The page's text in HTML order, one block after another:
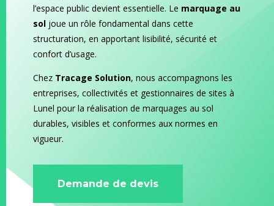
l’espace public devient essentielle. Le marquage au
soljoue un rôle fondamental dans cette
structuration, en apportant lisibilité, sécurité et
confort d’usage.
Chez Tracage Solution, nous accompagnons les
entreprises, collectivités et gestionnaires de sites à
Lunel pour la réalisation de marquages au sol
durables, visibles et conformes aux normes en
vigueur.
Demande de devis